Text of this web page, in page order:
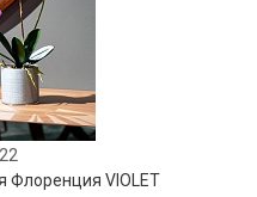
Флоренция VIOLET